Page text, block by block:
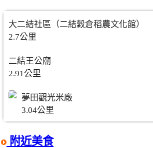
大二結社區（二結穀倉稻農文化館）
2.7公里
二結王公廟
2.91公里
夢田觀光米廠
3.04公里
附近美食